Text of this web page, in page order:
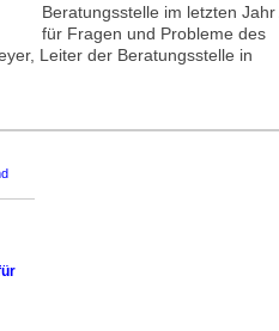
Beratungsstelle im letzten Jahr
für Fragen und Probleme des
Leiter der Beratungsstelle in